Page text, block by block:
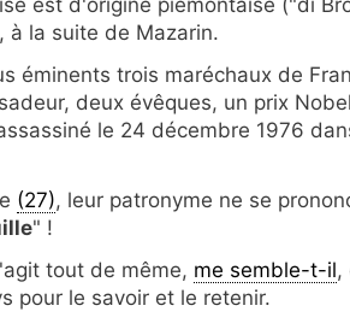
est d'origine piémontaise ("di
, à la suite de Mazarin.
éminents trois maréchaux de
deux évêques, un prix
le 24 décembre 1976
(27), leur patronyme ne se
" !
tout de même, me semble-t-il,
pour le savoir et le retenir.